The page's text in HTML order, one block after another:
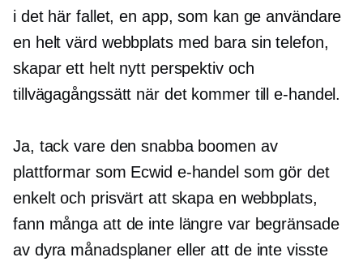
i det här fallet, en app, som kan ge användare
en helt värd webbplats med bara sin telefon,
skapar ett helt nytt perspektiv och
tillvägagångssätt när det kommer till e-handel.
Ja, tack vare den snabba boomen av
plattformar som Ecwid e-handel som gör det
enkelt och prisvärt att skapa en webbplats,
fann många att de inte längre var begränsade
av dyra månadsplaner eller att de inte visste